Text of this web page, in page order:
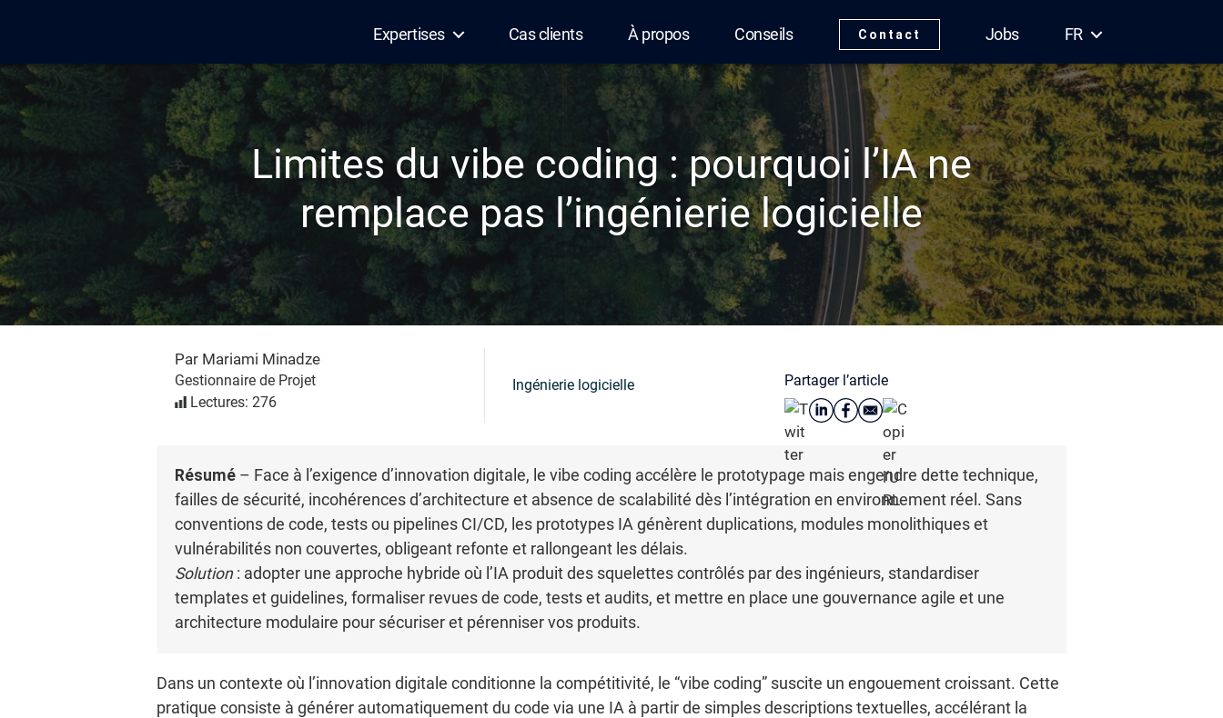
Expertises Cas clients À propos Conseils Contact Jobs FR
Limites du vibe coding : pourquoi l’IA ne
remplace pas l’ingénierie logicielle
Par Mariami Minadze
Gestionnaire de Projet
Lectures: 276
Ingénierie logicielle Partager l’article
Résumé – Face à l’exigence d’innovation digitale, le vibe coding accélère le prototypage mais engendre dette technique,
failles de sécurité, incohérences d’architecture et absence de scalabilité dès l’intégration en environnement réel. Sans
conventions de code, tests ou pipelines CI/CD, les prototypes IA génèrent duplications, modules monolithiques et
vulnérabilités non couvertes, obligeant refonte et rallongeant les délais.
Solution : adopter une approche hybride où l’IA produit des squelettes contrôlés par des ingénieurs, standardiser
templates et guidelines, formaliser revues de code, tests et audits, et mettre en place une gouvernance agile et une
architecture modulaire pour sécuriser et pérenniser vos produits.
Dans un contexte où l’innovation digitale conditionne la compétitivité, le “vibe coding” suscite un engouement croissant. Cette
pratique consiste à générer automatiquement du code via une IA à partir de simples descriptions textuelles, accélérant la